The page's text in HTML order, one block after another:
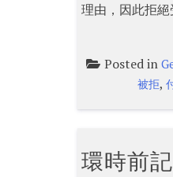
理由，因此拒絕
Posted in
被拒,
環時前